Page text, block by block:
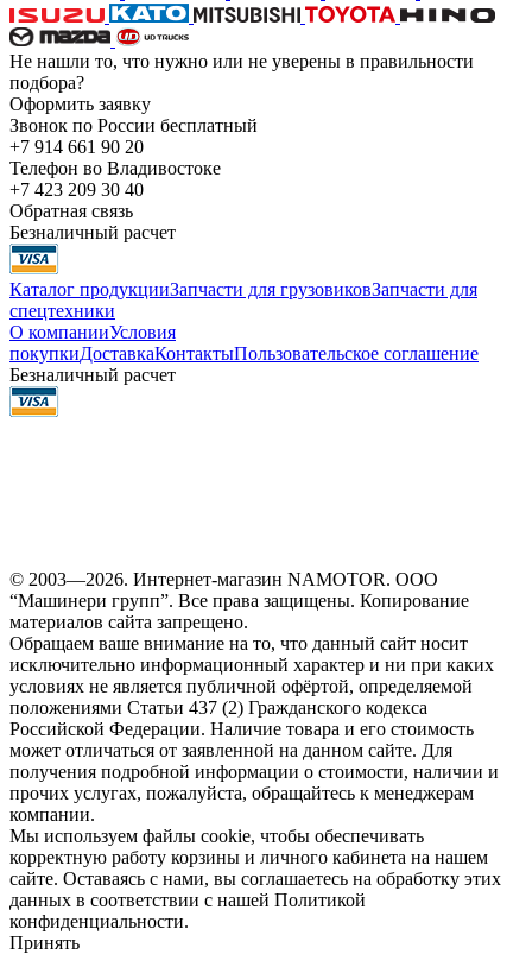
Не нашли то, что нужно или не уверены в правильности
подбора?
Оформить заявку
Звонок по России бесплатный
+7 914 661 90 20
Телефон во Владивостоке
+7 423 209 30 40
Обратная связь
Безналичный расчет
Каталог продукцииЗапчасти для грузовиковЗапчасти для
спецтехники
О компанииУсловия
покупкиДоставкаКонтактыПользовательское соглашение
Безналичный расчет
© 2003—2026. Интернет-магазин NAMOTOR. ООО
“Машинери групп”. Все права защищены. Копирование
материалов сайта запрещено.
Обращаем ваше внимание на то, что данный сайт носит
исключительно информационный характер и ни при каких
условиях не является публичной офёртой, определяемой
положениями Статьи 437 (2) Гражданского кодекса
Российской Федерации. Наличие товара и его стоимость
может отличаться от заявленной на данном сайте. Для
получения подробной информации о стоимости, наличии и
прочих услугах, пожалуйста, обращайтесь к менеджерам
компании.
Мы используем файлы cookie, чтобы обеспечивать
корректную работу корзины и личного кабинета на нашем
сайте. Оставаясь с нами, вы соглашаетесь на обработку этих
данных в соответствии с нашей Политикой
конфиденциальности.
Принять